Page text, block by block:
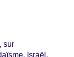
sur
Israël,